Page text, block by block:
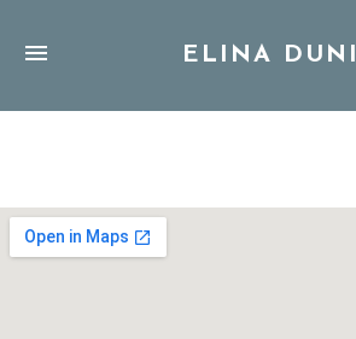
ELINA DUNI